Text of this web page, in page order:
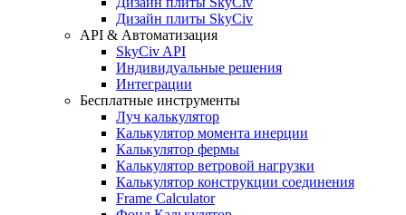
Дизайн плиты SkyCiv
API & Автоматизация
SkyCiv API
Индивидуальные решения
Интеграции
Бесплатные инструменты
Луч калькулятор
Калькулятор момента инерции
Калькулятор фермы
Калькулятор ветровой нагрузки
Калькулятор конструкции соединения
Frame Calculator